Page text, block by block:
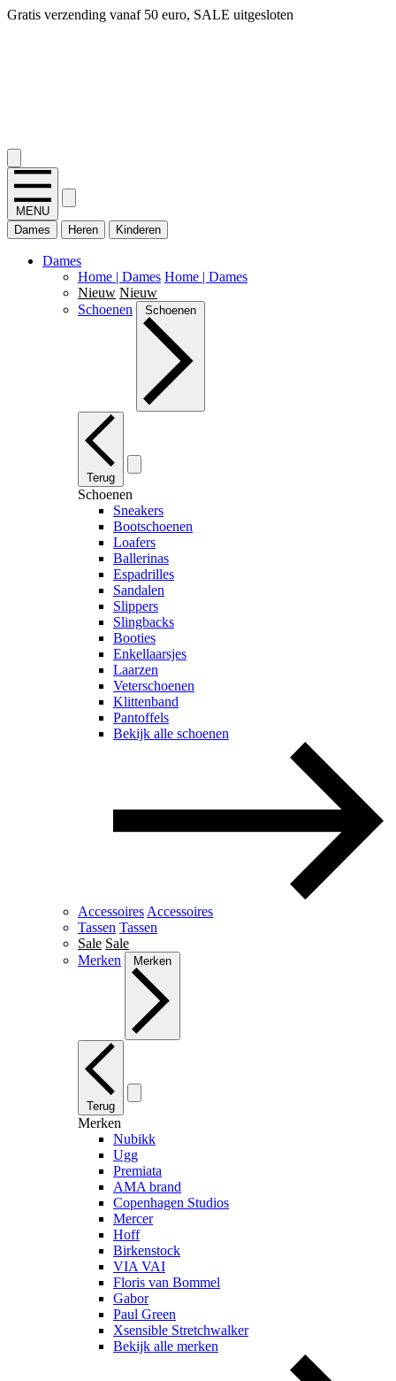
14 dagen bedenktijd, snel geld terug!
MENU
Dames
Heren Kinderen
Dames
Home | Dames Home | Dames
Nieuw Nieuw
Schoenen
Schoenen
Terug
Schoenen
Sneakers
Bootschoenen
Loafers
Ballerinas
Espadrilles
Sandalen
Slippers
Slingbacks
Booties
Enkellaarsjes
Laarzen
Veterschoenen
Klittenband
Pantoffels
Bekijk alle schoenen
Accessoires Accessoires
Tassen Tassen
Sale Sale
Merken
Merken
Terug
Merken
Nubikk
Ugg
Premiata
AMA brand
Copenhagen Studios
Mercer
Hoff
Birkenstock
VIA VAI
Floris van Bommel
Gabor
Paul Green
Xsensible Stretchwalker
Bekijk alle merken